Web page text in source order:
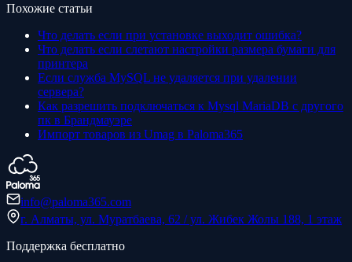
Похожие статьи
Что делать если при установке выходит ошибка?
Что делать если слетают настройки размера бумаги для
принтера
Если служба MySQL не удаляется при удалении
сервера?
Как разрешить подключаться к Mysql MariaDB с другого
пк в Брандмауэре
Импорт товаров из Umag в Paloma365
info@paloma365.com
г. Алматы, ул. Муратбаева, 62 / ул. Жибек Жолы 188, 1 этаж
Поддержка бесплатно